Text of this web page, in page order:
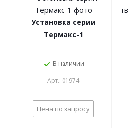
Установка серии
Термакс-1
В наличии
Арт.: 01974
Цена по запросу